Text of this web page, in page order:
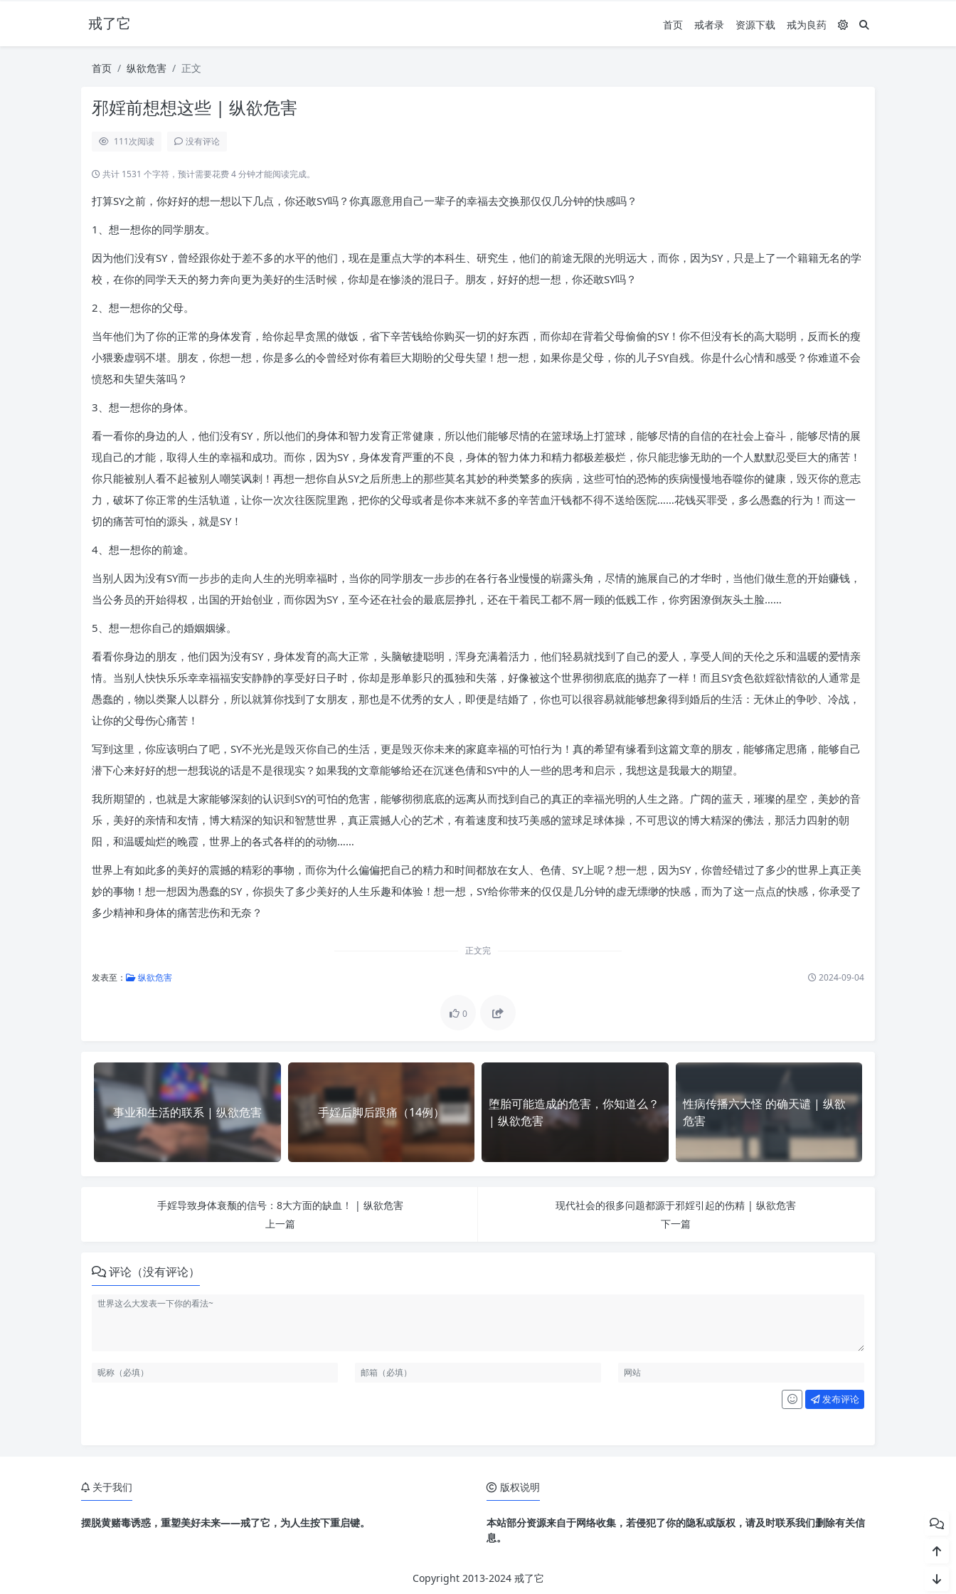
戒了它 首页 戒者录 资源下载 戒为良药
首页 纵欲危害 正文
邪婬前想想这些 | 纵欲危害
111次阅读 没有评论
共计 1531 个字符，预计需要花费 4 分钟才能阅读完成。
打算SY之前，你好好的想一想以下几点，你还敢SY吗？你真愿意用自己一辈子的幸福去交换那仅仅几分钟的快感吗？
1、想一想你的同学朋友。
因为他们没有SY，曾经跟你处于差不多的水平的他们，现在是重点大学的本科生、研究生，他们的前途无限的光明远大，而你，因为SY，只是上了一个籍籍无名的学
校，在你的同学天天的努力奔向更为美好的生活时候，你却是在惨淡的混日子。朋友，好好的想一想，你还敢SY吗？
2、想一想你的父母。
当年他们为了你的正常的身体发育，给你起早贪黑的做饭，省下辛苦钱给你购买一切的好东西，而你却在背着父母偷偷的SY！你不但没有长的高大聪明，反而长的瘦
小猥亵虚弱不堪。朋友，你想一想，你是多么的令曾经对你有着巨大期盼的父母失望！想一想，如果你是父母，你的儿子SY自残。你是什么心情和感受？你难道不会
愤怒和失望失落吗？
3、想一想你的身体。
看一看你的身边的人，他们没有SY，所以他们的身体和智力发育正常健康，所以他们能够尽情的在篮球场上打篮球，能够尽情的自信的在社会上奋斗，能够尽情的展
现自己的才能，取得人生的幸福和成功。而你，因为SY，身体发育严重的不良，身体的智力体力和精力都极差极烂，你只能悲惨无助的一个人默默忍受巨大的痛苦！
你只能被别人看不起被别人嘲笑讽刺！再想一想你自从SY之后所患上的那些莫名其妙的种类繁多的疾病，这些可怕的恐怖的疾病慢慢地吞噬你的健康，毁灭你的意志
力，破坏了你正常的生活轨道，让你一次次往医院里跑，把你的父母或者是你本来就不多的辛苦血汗钱都不得不送给医院……花钱买罪受，多么愚蠢的行为！而这一
切的痛苦可怕的源头，就是SY！
4、想一想你的前途。
当别人因为没有SY而一步步的走向人生的光明幸福时，当你的同学朋友一步步的在各行各业慢慢的崭露头角，尽情的施展自己的才华时，当他们做生意的开始赚钱，
当公务员的开始得权，出国的开始创业，而你因为SY，至今还在社会的最底层挣扎，还在干着民工都不屑一顾的低贱工作，你穷困潦倒灰头土脸……
5、想一想你自己的婚姻姻缘。
看看你身边的朋友，他们因为没有SY，身体发育的高大正常，头脑敏捷聪明，浑身充满着活力，他们轻易就找到了自己的爱人，享受人间的天伦之乐和温暖的爱情亲
情。当别人快快乐乐幸幸福福安安静静的享受好日子时，你却是形单影只的孤独和失落，好像被这个世界彻彻底底的抛弃了一样！而且SY贪色欲婬欲情欲的人通常是
愚蠢的，物以类聚人以群分，所以就算你找到了女朋友，那也是不优秀的女人，即便是结婚了，你也可以很容易就能够想象得到婚后的生活：无休止的争吵、冷战，
让你的父母伤心痛苦！
写到这里，你应该明白了吧，SY不光光是毁灭你自己的生活，更是毁灭你未来的家庭幸福的可怕行为！真的希望有缘看到这篇文章的朋友，能够痛定思痛，能够自己
潜下心来好好的想一想我说的话是不是很现实？如果我的文章能够给还在沉迷色倩和SY中的人一些的思考和启示，我想这是我最大的期望。
我所期望的，也就是大家能够深刻的认识到SY的可怕的危害，能够彻彻底底的远离从而找到自己的真正的幸福光明的人生之路。广阔的蓝天，璀璨的星空，美妙的音
乐，美好的亲情和友情，博大精深的知识和智慧世界，真正震撼人心的艺术，有着速度和技巧美感的篮球足球体操，不可思议的博大精深的佛法，那活力四射的朝
阳，和温暖灿烂的晚霞，世界上的各式各样的的动物……
世界上有如此多的美好的震撼的精彩的事物，而你为什么偏偏把自己的精力和时间都放在女人、色倩、SY上呢？想一想，因为SY，你曾经错过了多少的世界上真正美
妙的事物！想一想因为愚蠢的SY，你损失了多少美好的人生乐趣和体验！想一想，SY给你带来的仅仅是几分钟的虚无缥缈的快感，而为了这一点点的快感，你承受了
多少精神和身体的痛苦悲伤和无奈？
正文完
发表至： 纵欲危害 2024-09-04
0
事业和生活的联系 | 纵欲危害 手婬后脚后跟痛（14例）
堕胎可能造成的危害，你知道么？
| 纵欲危害
性病传播六大怪 的确天谴 | 纵欲
危害
手婬导致身体衰颓的信号：8大方面的缺血！ | 纵欲危害
上一篇
现代社会的很多问题都源于邪婬引起的伤精 | 纵欲危害
下一篇
评论（没有评论）
发布评论
关于我们
摆脱黄赌毒诱惑，重塑美好未来——戒了它，为人生按下重启键。
版权说明
本站部分资源来自于网络收集，若侵犯了你的隐私或版权，请及时联系我们删除有关信
息。
Copyright 2013-2024 戒了它